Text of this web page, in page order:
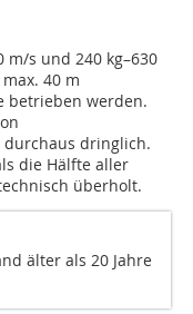
m/s und 240 kg–630
40 m
betrieben werden.
durchaus dringlich.
die Hälfte aller
überholt.
älter als 20 Jahre